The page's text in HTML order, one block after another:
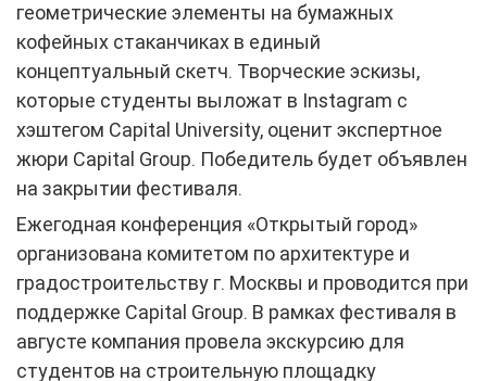
геометрические элементы на бумажных
кофейных стаканчиках в единый
концептуальный скетч. Творческие эскизы,
которые студенты выложат в Instagram с
хэштегом Capital University, оценит экспертное
жюри Capital Group. Победитель будет объявлен
на закрытии фестиваля.
Ежегодная конференция «Открытый город»
организована комитетом по архитектуре и
градостроительству г. Москвы и проводится при
поддержке Capital Group. В рамках фестиваля в
августе компания провела экскурсию для
студентов на строительную площадку